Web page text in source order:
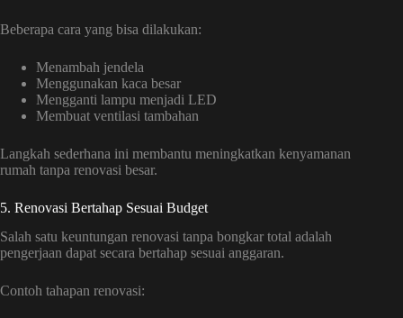
Beberapa cara yang bisa dilakukan:
Menambah jendela
Menggunakan kaca besar
Mengganti lampu menjadi LED
Membuat ventilasi tambahan
Langkah sederhana ini membantu meningkatkan kenyamanan
rumah tanpa renovasi besar.
5. Renovasi Bertahap Sesuai Budget
Salah satu keuntungan renovasi tanpa bongkar total adalah
pengerjaan dapat secara bertahap sesuai anggaran.
Contoh tahapan renovasi: